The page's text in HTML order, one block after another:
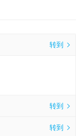
转到 
转到 
转到 